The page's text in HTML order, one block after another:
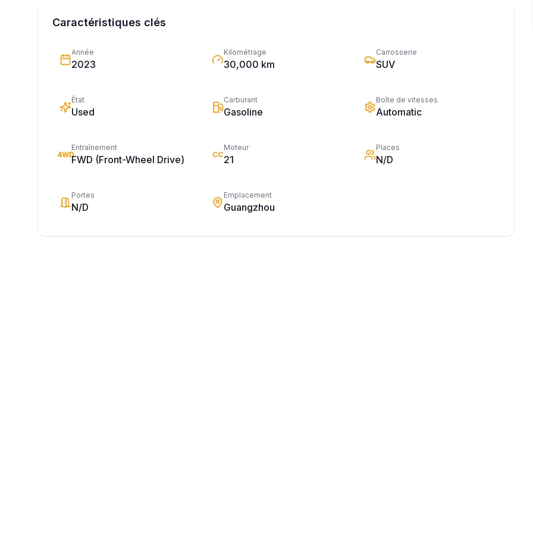
Caractéristiques clés
Année
2023
Kilométrage
30,000 km
Carrosserie
SUV
État
Used
Carburant
Gasoline
Boîte de vitesses
Automatic
4WD
Entraînement
FWD (Front-Wheel Drive) CC
Moteur
21
Places
N/D
Portes
N/D
Emplacement
Guangzhou